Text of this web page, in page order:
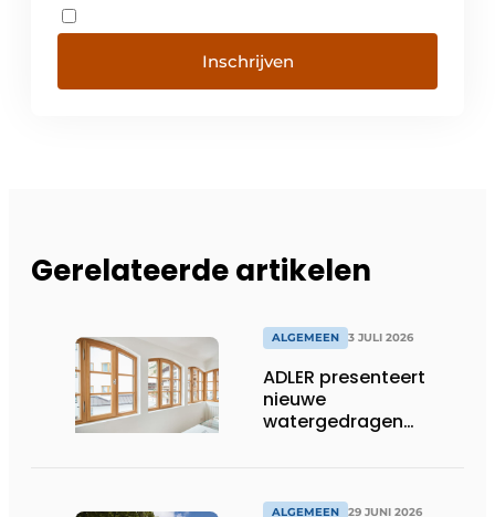
Inschrijven
Gerelateerde artikelen
ALGEMEEN 3 JULI 2026
ADLER presenteert
nieuwe
watergedragen
ALGEMEEN 29 JUNI 2026